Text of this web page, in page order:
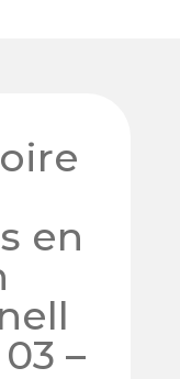
en
–